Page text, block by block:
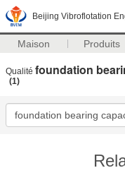
Beijing Vibroflotation
Maison Produits
Qualité foundation
(1)